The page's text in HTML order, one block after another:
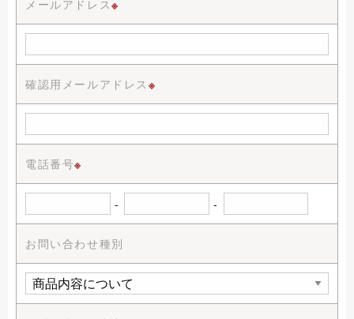
メールアドレス※
確認用メールアドレス ※
電話番号※
- -
お問い合わせ種別